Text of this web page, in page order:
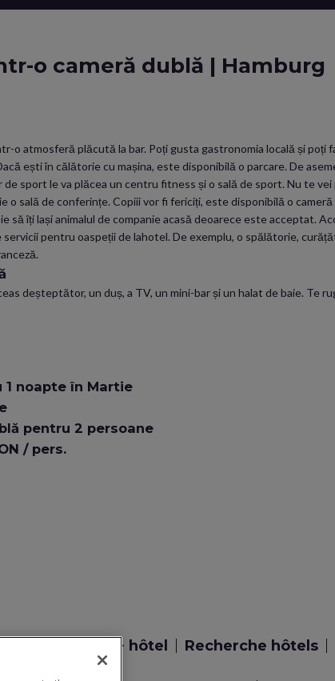
o cameră dublă | Hamburg
o atmosferă plăcută la bar. Poți gusta gastronomia locală și
ești în călătorie cu mașina, este disponibilă o parcare. De
de sport le va plăcea un centru fitness și o sală de sport. Nu te
o sală de conferințe. Copiii vor fi fericiți, este disponibilă o
să îți lași animalul de companie acasă deoarece este acceptat.
pentru oaspeții de lahotel. De exemplu, o spălătorie,
deșteptător, un duș, a TV, un mini-bar și un halat de baie. Te
1 noapte în Martie
pentru 2 persoane
/ pers.
Recherche vol + hôtel Recherche hôtels